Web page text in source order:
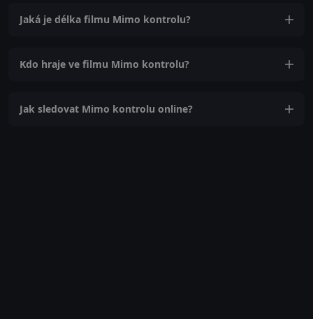
Jaká je délka filmu Mimo kontrolu?
Kdo hraje ve filmu Mimo kontrolu?
Jak sledovat Mimo kontrolu online?